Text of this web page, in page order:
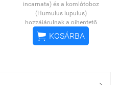
incarnata) és a komlótoboz
(Humulus lupulus)
hozzájárulnak a pihentető
alváshoz és a megfelelő
relaxációhoz.
 KOSÁRBA